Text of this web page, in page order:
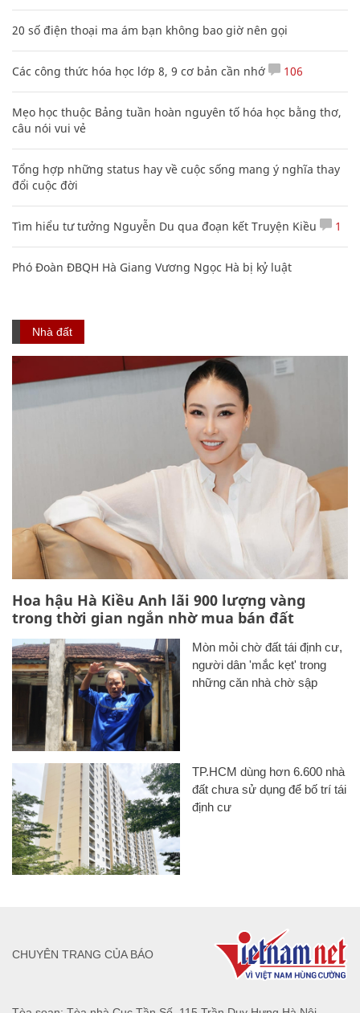
20 số điện thoại ma ám bạn không bao giờ nên gọi
Các công thức hóa học lớp 8, 9 cơ bản cần nhớ 106
Mẹo học thuộc Bảng tuần hoàn nguyên tố hóa học bằng thơ,
câu nói vui vẻ
Tổng hợp những status hay về cuộc sống mang ý nghĩa thay
đổi cuộc đời
Tìm hiểu tư tưởng Nguyễn Du qua đoạn kết Truyện Kiều 1
Phó Đoàn ĐBQH Hà Giang Vương Ngọc Hà bị kỷ luật
Nhà đất
Hoa hậu Hà Kiều Anh lãi 900 lượng vàng
trong thời gian ngắn nhờ mua bán đất
Mòn mỏi chờ đất tái định cư,
người dân 'mắc kẹt' trong
những căn nhà chờ sập
TP.HCM dùng hơn 6.600 nhà
đất chưa sử dụng để bố trí tái
định cư
CHUYÊN TRANG CỦA BÁO